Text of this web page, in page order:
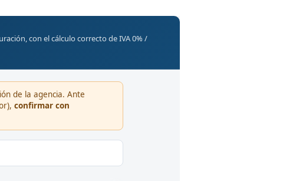
con el cálculo correcto de IVA 0% /
de la agencia. Ante
confirmar con